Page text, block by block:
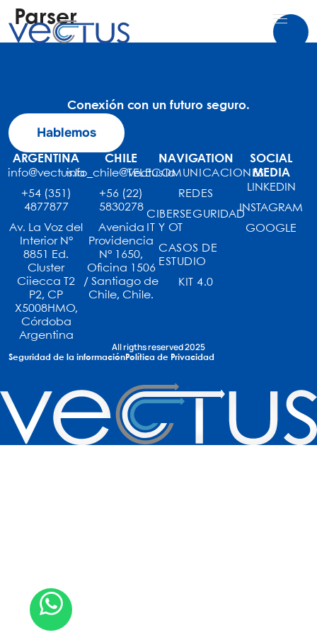
Parser
Conexión con un futuro seguro.
Hablemos
ARGENTINA
info@vectus.la
+54 (351)
4877877
Av. La Voz del
Interior N°
8851 Ed.
Cluster
Ciiecca T2
P2, CP
X5008HMO,
Córdoba
Argentina
CHILE
info_chile@vectus.la
+56 (22)
5830278
Avenida
Providencia
N° 1650,
Oficina 1506
/ Santiago de
Chile, Chile.
NAVIGATION
TELECOMUNICACIONES
REDES
CIBERSEGURIDAD
IT Y OT
CASOS DE
ESTUDIO
KIT 4.0
SOCIAL
MEDIA
LINKEDIN
INSTAGRAM
GOOGLE
All rigths reserved 2025
Seguridad de la informaciónPolítica de Privacidad